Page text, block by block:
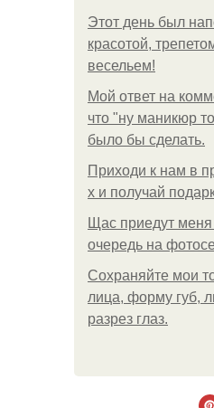
Этот день был
красотой,
весельем!
Мой ответ на
что "ну маникюр
было бы сделать.
Приходи к нам в
х и получай
Щас приедут меня
очередь на
Сохраняйте мои
лица, форму губ,
разрез глаз.